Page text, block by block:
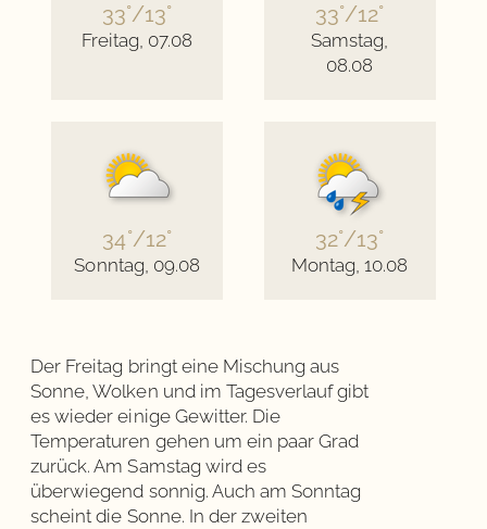
33°/13°
Freitag, 07.08
33°/12°
Samstag,
08.08
34°/12°
Sonntag, 09.08
32°/13°
Montag, 10.08
Der Freitag bringt eine Mischung aus
Sonne, Wolken und im Tagesverlauf gibt
es wieder einige Gewitter. Die
Temperaturen gehen um ein paar Grad
zurück. Am Samstag wird es
überwiegend sonnig. Auch am Sonntag
scheint die Sonne. In der zweiten